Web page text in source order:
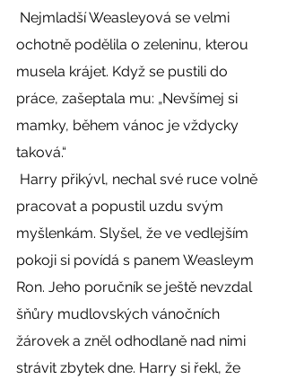
ochotně podělila o zeleninu, kterou
musela krájet. Když se pustili do
práce, zašeptala mu: „Nevšímej si
mamky, během vánoc je vždycky
taková.“
pracovat a popustil uzdu svým
myšlenkám. Slyšel, že ve vedlejším
pokoji si povídá s panem Weasleym
Ron. Jeho poručník se ještě nevzdal
šňůry mudlovských vánočních
žárovek a zněl odhodlaně nad nimi
strávit zbytek dne. Harry si řekl, že